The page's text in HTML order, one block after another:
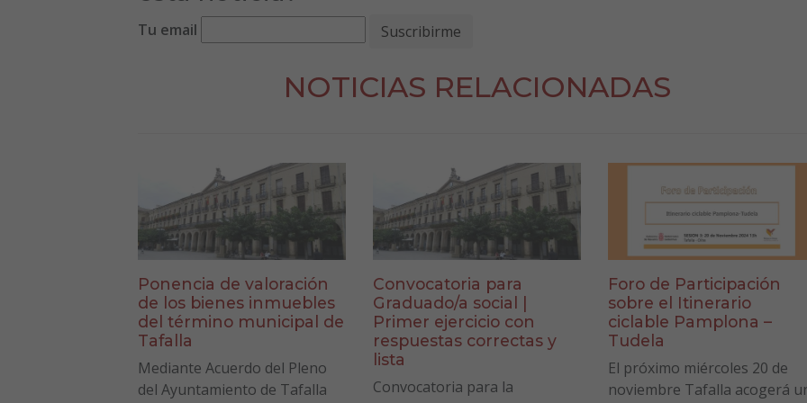
Tu email
NOTICIAS RELACIONADAS
Ponencia de valoración
de los bienes inmuebles
del término municipal de
Tafalla
Mediante Acuerdo del Pleno
del Ayuntamiento de Tafalla
Convocatoria para
Graduado/a social |
Primer ejercicio con
respuestas correctas y
lista
Convocatoria para la
Foro de Participación
sobre el Itinerario
ciclable Pamplona –
Tudela
El próximo miércoles 20 de
noviembre Tafalla acogerá